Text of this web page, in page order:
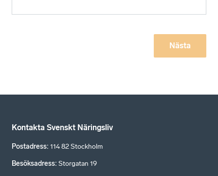
Nästa
Kontakta Svenskt Näringsliv
Postadress: 114 82 Stockholm
Besöksadress: Storgatan 19